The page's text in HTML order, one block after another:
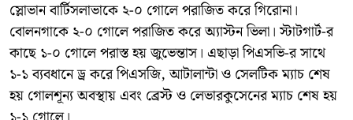
স্লোভান বার্টিসলাভাকে ২-০ গোলে পরাজিত করে গিরোনা।
বোলনগাকে ২-০ গোলে পরাজিত করে অ্যাস্টন ভিলা। স্টাটগার্ট-র
কাছে ১-০ গোলে পরাস্ত হয় জুভেন্তাস। এছাড়া পিএসভি-র সাথে
১-১ ব্যবধানে ড্র করে পিএসজি, আটালান্টা ও সেলটিক ম্যাচ শেষ
হয় গোলশূন্য অবস্থায় এবং ব্রেস্ট ও লেভারকুসেনের ম্যাচ শেষ হয়